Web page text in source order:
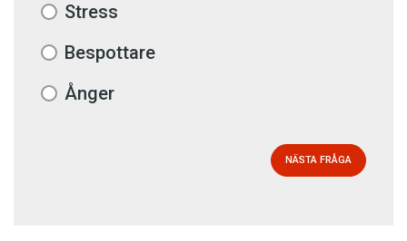
Stress
Bespottare
Ånger
NÄSTA FRÅGA